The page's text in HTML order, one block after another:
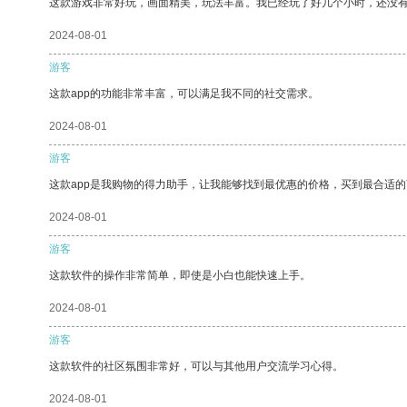
这款游戏非常好玩，画面精美，玩法丰富。我已经玩了好几个小时，还没有
2024-08-01
游客
这款app的功能非常丰富，可以满足我不同的社交需求。
2024-08-01
游客
这款app是我购物的得力助手，让我能够找到最优惠的价格，买到最合适的
2024-08-01
游客
这款软件的操作非常简单，即使是小白也能快速上手。
2024-08-01
游客
这款软件的社区氛围非常好，可以与其他用户交流学习心得。
2024-08-01